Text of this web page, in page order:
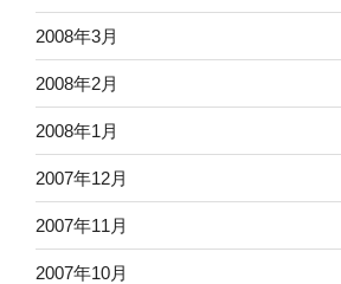
2008年3月
2008年2月
2008年1月
2007年12月
2007年11月
2007年10月